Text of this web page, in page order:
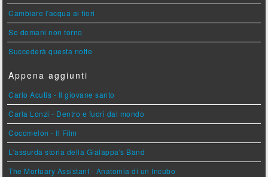
Cambiare l'acqua ai fiori
Se domani non torno
Succederà questa notte
Appena aggiunti
Carlo Acutis - Il giovane santo
Carla Lonzi - Dentro e fuori dal mondo
Cocomelon - Il Film
L'assurda storia della Gialappa's Band
The Mortuary Assistant - Anatomia di un Incubo